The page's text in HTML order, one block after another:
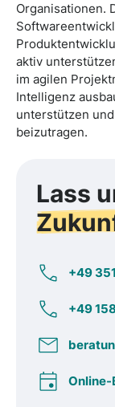
Organisationen.
aktiv
im agilen
Intelligenz
unterstützen
beizutragen.
Lass
+49
+49